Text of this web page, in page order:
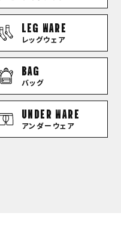
LEG WARE
レッグウェア
BAG
バッグ
UNDER WARE
アンダーウェア